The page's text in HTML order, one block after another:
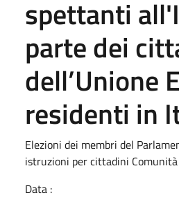
spettanti
parte dei
dell’Unione
residenti in
Elezioni dei membri del
istruzioni per cittadini
Data :